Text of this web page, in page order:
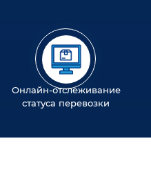
Онлайн-отслеживание
статуса перевозки